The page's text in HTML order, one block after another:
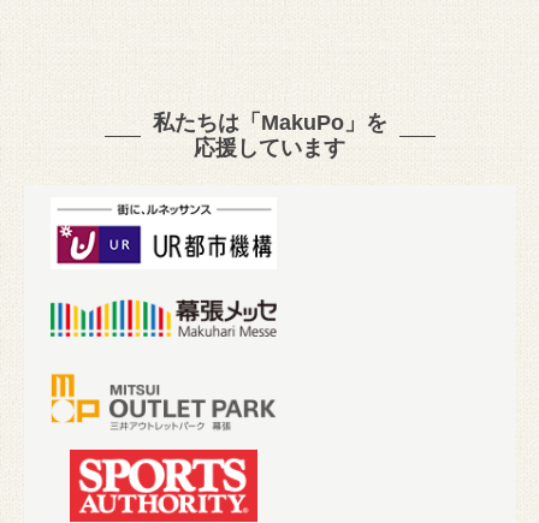
私たちは「MakuPo」を
応援しています